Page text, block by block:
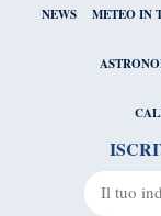
NEWS METEO IN